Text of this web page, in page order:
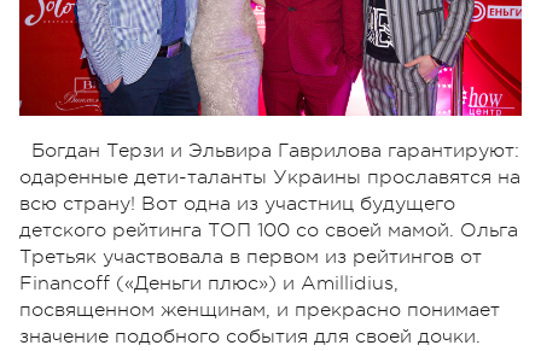
Богдан Терзи и Эльвира Гаврилова гарантируют:
одаренные дети-таланты Украины прославятся на
всю страну! Вот одна из участниц будущего
детского рейтинга ТОП 100 со своей мамой. Ольга
Третьяк участвовала в первом из рейтингов от
Financoff («Деньги плюс») и Amillidius,
посвященном женщинам, и прекрасно понимает
значение подобного события для своей дочки.